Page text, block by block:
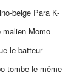
belge Para K-
malien Momo
le batteur
tombe le même